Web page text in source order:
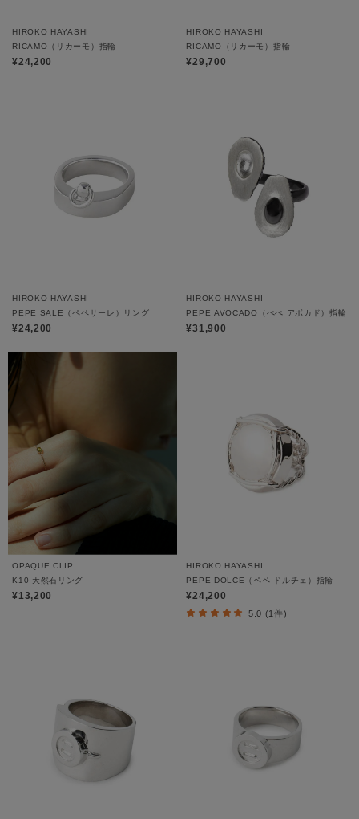
HIROKO HAYASHI
RICAMO（リカーモ）指輪
¥24,200
HIROKO HAYASHI
RICAMO（リカーモ）指輪
¥29,700
HIROKO HAYASHI
PEPE SALE（ペペサーレ）リング
¥24,200
HIROKO HAYASHI
PEPE AVOCADO（ぺぺ アボカド）指輪
¥31,900
OPAQUE.CLIP
K10 天然石リング
¥13,200
HIROKO HAYASHI
PEPE DOLCE（ペペ ドルチェ）指輪
¥24,200
5.0 (1件)